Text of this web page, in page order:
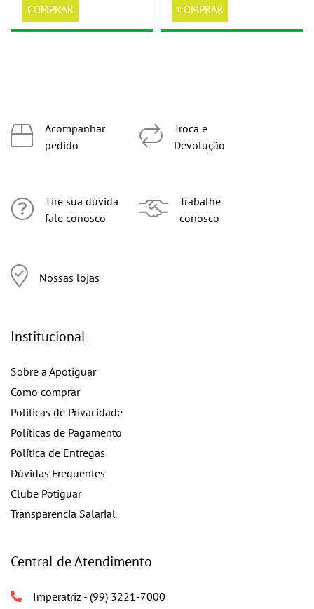
COMPRAR COMPRAR
Acompanhar
pedido
Tire sua dúvida
fale conosco
Nossas lojas
Troca e
Devolução
Trabalhe
conosco
Institucional
Sobre a Apotiguar
Como comprar
Políticas de Privacidade
Políticas de Pagamento
Política de Entregas
Dúvidas Frequentes
Clube Potiguar
Transparencia Salarial
Central de Atendimento
Imperatriz - (99) 3221-7000